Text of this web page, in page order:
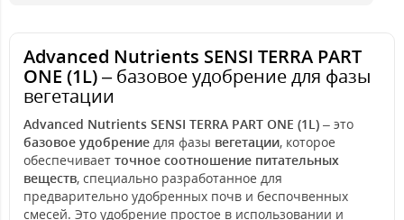
Advanced Nutrients SENSI TERRA PART
ONE (1L)– базовое удобрение для фазы
вегетации
Advanced Nutrients SENSI TERRA PART ONE (1L) – это
базовое удобрение для фазы вегетации, которое
обеспечивает точное соотношение питательных
веществ, специально разработанное для
предварительно удобренных почв и беспочвенных
смесей. Это удобрение простое в использовании и